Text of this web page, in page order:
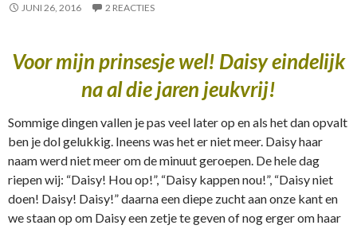
JUNI 26, 2016 2 REACTIES
Voor mijn prinsesje wel! Daisy eindelijk
na al die jaren jeukvrij!
Sommige dingen vallen je pas veel later op en als het dan opvalt
ben je dol gelukkig. Ineens was het er niet meer. Daisy haar
naam werd niet meer om de minuut geroepen. De hele dag
riepen wij: “Daisy! Hou op!”, “Daisy kappen nou!”, “Daisy niet
doen! Daisy! Daisy!” daarna een diepe zucht aan onze kant en
we staan op om Daisy een zetje te geven of nog erger om haar